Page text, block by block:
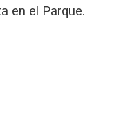
en el Parque.